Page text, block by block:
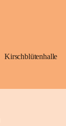
Kirschblütenhalle